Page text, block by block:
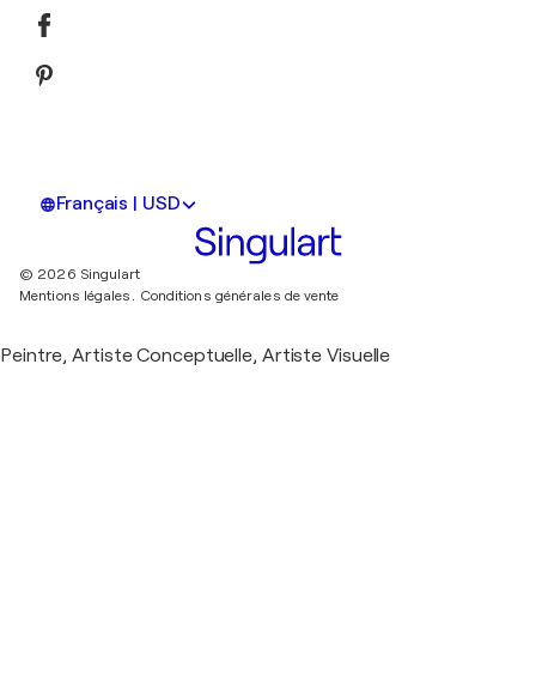
Français | USD
© 2026 Singulart
Mentions légales. Conditions générales de vente
Peintre, Artiste Conceptuelle, Artiste Visuelle